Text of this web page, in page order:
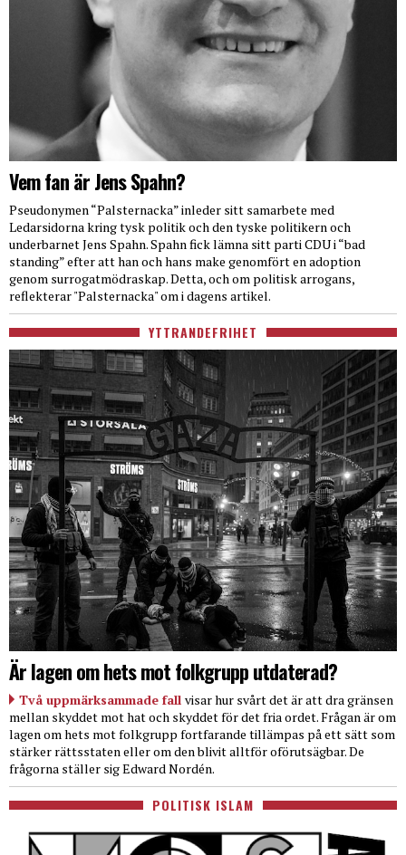
Vem fan är Jens Spahn?
Pseudonymen “Palsternacka” inleder sitt samarbete med
Ledarsidorna kring tysk politik och den tyske politikern och
underbarnet Jens Spahn. Spahn fick lämna sitt parti CDU i “bad
standing” efter att han och hans make genomfört en adoption
genom surrogatmödraskap. Detta, och om politisk arrogans,
reflekterar "Palsternacka" om i dagens artikel.
YTTRANDEFRIHET
Är lagen om hets mot folkgrupp utdaterad?
Två uppmärksammade fall visar hur svårt det är att dra gränsen
mellan skyddet mot hat och skyddet för det fria ordet. Frågan är om
lagen om hets mot folkgrupp fortfarande tillämpas på ett sätt som
stärker rättsstaten eller om den blivit alltför oförutsägbar. De
frågorna ställer sig Edward Nordén.
POLITISK ISLAM